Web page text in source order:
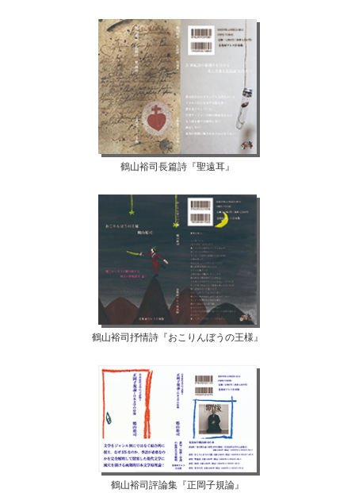
鶴山裕司長篇詩『聖遠耳』
鶴山裕司抒情詩『おこりんぼうの王様』
鶴山裕司評論集『正岡子規論』